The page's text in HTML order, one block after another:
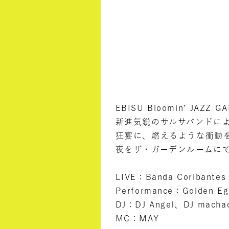
EBISU Bloomin’ JAZZ
新進気鋭のサルサバンドに
狂宴に、燃えるような衝動
夜をザ・ガーデンルームに
LIVE：Banda Coribantes
Performance：Golden
DJ：DJ Angel、DJ
MC：MAY